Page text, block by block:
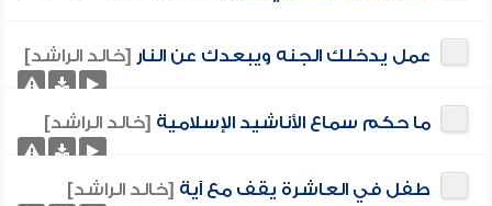
عمل يدخلك الجنه ويبعدك عن النار [خالد الراشد]
ما حكم سماع الأناشيد الإسلامية [خالد الراشد]
طفل في العاشرة يقف مع آية [خالد الراشد]